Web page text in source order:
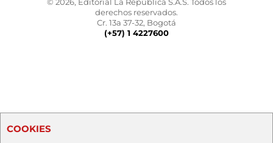
derechos reservados.
Cr. 13a 37-32, Bogotá
(+57) 1 4227600
COOKIES